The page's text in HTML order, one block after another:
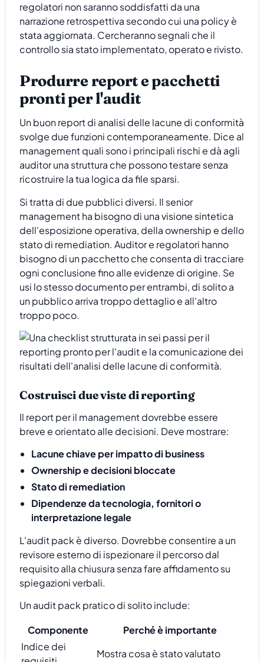
regolatori non saranno soddisfatti da una
narrazione retrospettiva secondo cui una policy è
stata aggiornata. Cercheranno segnali che il
controllo sia stato implementato, operato e rivisto.
Produrre report e pacchetti
pronti per l'audit
Un buon report di analisi delle lacune di conformità
svolge due funzioni contemporaneamente. Dice al
management quali sono i principali rischi e dà agli
auditor una struttura che possono testare senza
ricostruire la tua logica da file sparsi.
Si tratta di due pubblici diversi. Il senior
management ha bisogno di una visione sintetica
dell'esposizione operativa, della ownership e dello
stato di remediation. Auditor e regolatori hanno
bisogno di un pacchetto che consenta di tracciare
ogni conclusione fino alle evidenze di origine. Se
usi lo stesso documento per entrambi, di solito a
un pubblico arriva troppo dettaglio e all'altro
troppo poco.
Costruisci due viste di reporting
Il report per il management dovrebbe essere
breve e orientato alle decisioni. Deve mostrare:
Lacune chiave per impatto di business
Ownership e decisioni bloccate
Stato di remediation
Dipendenze da tecnologia, fornitori o
interpretazione legale
L'audit pack è diverso. Dovrebbe consentire a un
revisore esterno di ispezionare il percorso dal
requisito alla chiusura senza fare affidamento su
spiegazioni verbali.
Un audit pack pratico di solito include:
Componente
Perché è importante
Indice dei
Mostra cosa è stato valutato